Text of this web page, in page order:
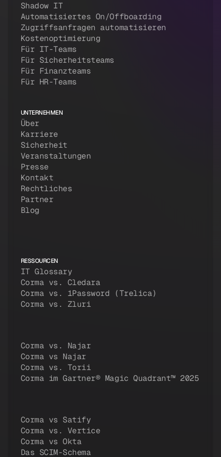
Shadow IT
Automatisiertes On/Offboarding
Zugriffsanfragen automatisieren
Kostenoptimierung
Für IT-Teams
Für Sicherheitsteams
Für Finanzteams
Für HR-Teams
UNTERNEHMEN
Über
Karriere
Sicherheit
Veranstaltungen
Presse
Kontakt
Rechtliches
Partner
Blog
RESSOURCEN
IT Glossary
Corma vs. Cledara
Corma vs. 1Password (Trelica)
Corma vs. Zluri
Corma vs. Najar
Corma vs Najar
Corma vs. Torii
Corma im Gartner® Magic Quadrant™ 2025
Corma vs Satify
Corma vs. Vertice
Corma vs Okta
Das SCIM-Schema